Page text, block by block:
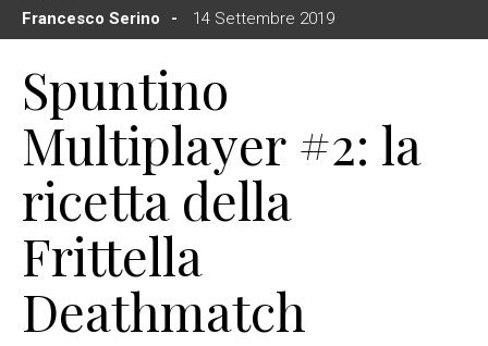
Francesco Serino
14 Settembre 2019
Spuntino
Multiplayer #2: la
ricetta della
Frittella
Deathmatch